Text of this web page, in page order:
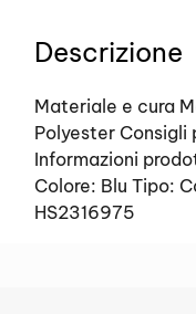
Descrizione
Materiale e cura
Polyester Consigli
Informazioni
Colore: Blu Tipo:
HS2316975